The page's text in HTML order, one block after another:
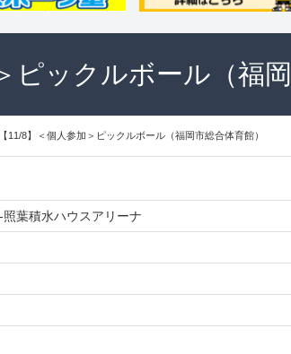
ピックルボール（福
11/8】＜個人参加＞ピックルボール（福岡市総合体育館）
葉積水ハウスアリーナ